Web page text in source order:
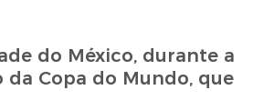
do México, durante a
Copa do Mundo, que